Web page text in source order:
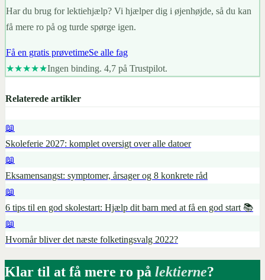
Har du brug for lektiehjælp? Vi hjælper dig i øjenhøjde, så du kan
få mere ro på og turde spørge igen.
Få en gratis prøvetimeSe alle fag
★★★★★Ingen binding. 4,7 på Trustpilot.
Relaterede artikler
📖
Skoleferie 2027: komplet oversigt over alle datoer
📖
Eksamensangst: symptomer, årsager og 8 konkrete råd
📖
6 tips til en god skolestart: Hjælp dit barn med at få en god start 📚
📖
Hvornår bliver det næste folketingsvalg 2022?
Klar til at få mere ro på lektierne?